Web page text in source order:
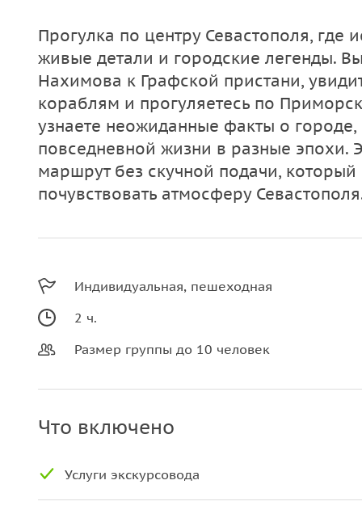
Прогулка по центру Севастополя, где
живые детали и городские легенды.
Нахимова к Графской пристани,
кораблям и прогуляетесь по
узнаете неожиданные факты о
повседневной жизни в разные эпохи.
маршрут без скучной подачи,
почувствовать атмосферу
Индивидуальная, пешеходная
2 ч.
Размер группы до 10 человек
Что включено
Услуги экскурсовода